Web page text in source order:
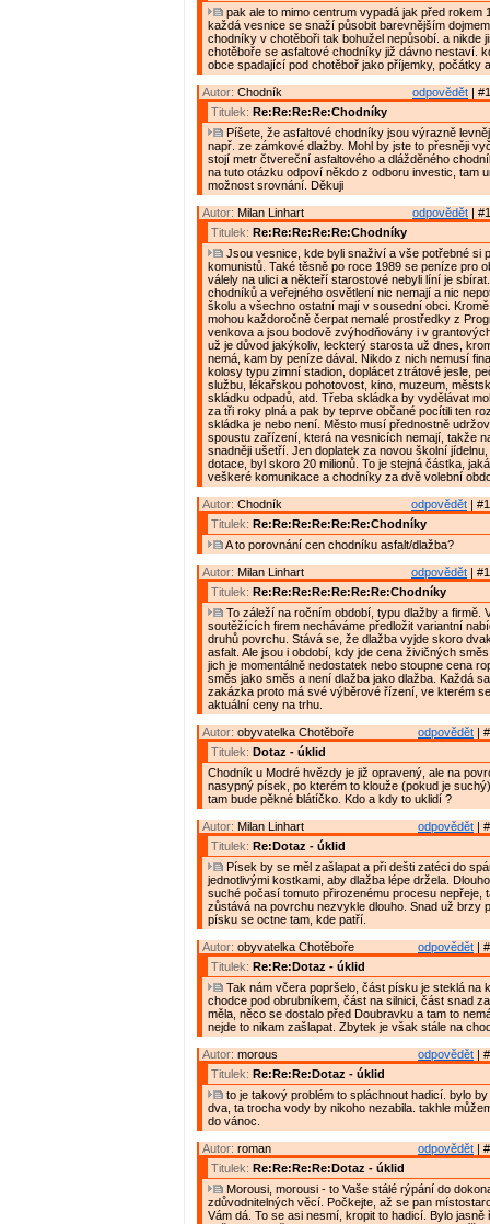
pak ale to mimo centrum vypadá jak před rokem
každá vesnice se snaží působit barevnějším
chodníky v chotěboři tak bohužel nepůsobí. a nikde
chotěboře se asfaltové chodníky již dávno nestaví.
obce spadající pod chotěboř jako příjemky, počátky
odpovědět |
Autor: Chodník
Titulek: Re:Re:Re:Re:Chodníky
Píšete, že asfaltové chodníky jsou výrazně
např. ze zámkové dlažby. Mohl by jste to přesněji
stojí metr čtvereční asfaltového a dlážděného
na tuto otázku odpoví někdo z odboru investic, tam
možnost srovnání. Děkuji
odpovědět |
Autor: Milan Linhart
Titulek: Re:Re:Re:Re:Re:Chodníky
Jsou vesnice, kde byli snaživí a vše potřebné si
komunistů. Také těsně po roce 1989 se peníze pro
válely na ulici a někteří starostové nebyli líní je
chodníků a veřejného osvětlení nic nemají a nic
školu a všechno ostatní mají v sousední obci.
mohou každoročně čerpat nemalé prostředky z
venkova a jsou bodově zvýhodňovány i v
už je důvod jakýkoliv, leckterý starosta už dnes,
nemá, kam by peníze dával. Nikdo z nich nemusí
kolosy typu zimní stadion, doplácet ztrátové jesle,
službu, lékařskou pohotovost, kino, muzeum,
skládku odpadů, atd. Třeba skládka by vydělávat
za tři roky plná a pak by teprve občané pocítili ten
skládka je nebo není. Město musí přednostně
spoustu zařízení, která na vesnicích nemají, takže
snadněji ušetří. Jen doplatek za novou školní
dotace, byl skoro 20 milionů. To je stejná částka,
veškeré komunikace a chodníky za dvě volební
odpovědět |
Autor: Chodník
Titulek: Re:Re:Re:Re:Re:Re:Chodníky
A to porovnání cen chodníku asfalt/dlažba?
odpovědět |
Autor: Milan Linhart
Titulek: Re:Re:Re:Re:Re:Re:Re:Chodníky
To záleží na ročním období, typu dlažby a firmě.
soutěžících firem necháváme předložit variantní
druhů povrchu. Stává se, že dlažba vyjde skoro
asfalt. Ale jsou i období, kdy jde cena živičných
jich je momentálně nedostatek nebo stoupne cena
směs jako směs a není dlažba jako dlažba. Každá
zakázka proto má své výběrové řízení, ve kterém
aktuální ceny na trhu.
odpovědět |
Autor: obyvatelka Chotěboře
Titulek: Dotaz - úklid
Chodník u Modré hvězdy je již opravený, ale na
nasypný písek, po kterém to klouže (pokud je
tam bude pěkné blátíčko. Kdo a kdy to uklidí ?
odpovědět |
Autor: Milan Linhart
Titulek: Re:Dotaz - úklid
Písek by se měl zašlapat a při dešti zatéci do
jednotlivými kostkami, aby dlažba lépe držela.
suché počasí tomuto přirozenému procesu nepřeje,
zůstává na povrchu nezvykle dlouho. Snad už brzy
písku se octne tam, kde patří.
odpovědět |
Autor: obyvatelka Chotěboře
Titulek: Re:Re:Dotaz - úklid
Tak nám včera popršelo, část písku je steklá na
chodce pod obrubníkem, část na silnici, část snad
měla, něco se dostalo před Doubravku a tam to
nejde to nikam zašlapat. Zbytek je však stále na
odpovědět |
Autor: morous
Titulek: Re:Re:Re:Dotaz - úklid
to je takový problém to spláchnout hadicí. bylo
dva, ta trocha vody by nikoho nezabila. takhle
do vánoc.
odpovědět |
Autor: roman
Titulek: Re:Re:Re:Re:Dotaz - úklid
Morousi, morousi - to Vaše stálé rýpání do
zdůvodnitelných věcí. Počkejte, až se pan
Vám dá. To se asi nesmí, kropit to hadicí. Bylo